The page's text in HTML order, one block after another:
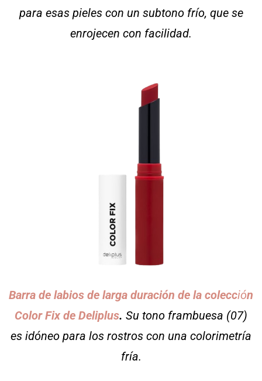
para esas pieles con un subtono frío, que se
enrojecen con facilidad.
Barra de labios de larga duración de la colección
Color Fix de Deliplus. Su tono frambuesa (07)
es idóneo para los rostros con una colorimetría
fría.